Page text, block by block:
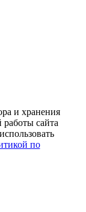
и хранения
сайта
по